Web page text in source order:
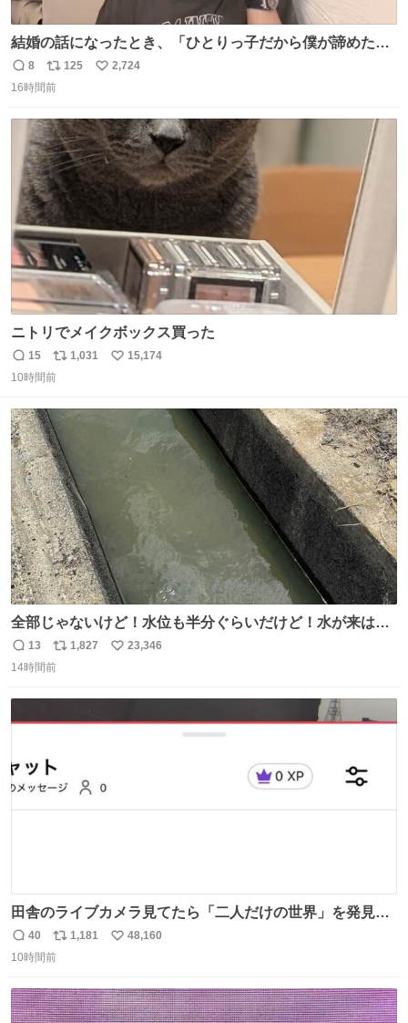
結婚の話になったとき、「ひとりっ子だから僕が諦めた瞬
間に一族が潰える」「死ぬとき1人とか嫌」だから結婚願
望は"ある"って答えたものの、結局「（結婚は）向いてね
えて言葉を選んで、まるく収めてくれたんだなと思った
返
信
8
リ
ポ
ト
数
125
い
数
2,724
16時間前
ニトリでメイクボックス買った
返
信
15
リ
ポ
ト
数
1,031
い
15,174
10時間前
全部じゃないけど！水位も半分ぐらいだけど！水が来はじ
めたよ！！！ 作業してくれた方々ありがとーーー
ー！！！！！！！！！！！！！！！！！！！！！！！！！
返
信
13
リ
ポ
1,827
い
23,346
14時間前
田舎のライブカメラ見てたら「二人だけの世界」を発見し
た
返
信
40
リ
ポ
ト
1,181
い
数
48,160
10時間前